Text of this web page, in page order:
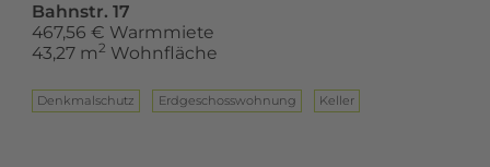
Bahnstr. 17
467,56 € Warmmiete
43,27 m2 Wohnfläche
Denkmalschutz Erd­ge­schoss­woh­nung Keller